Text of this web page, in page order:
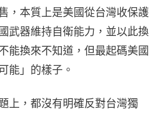
，本質上是美國從台灣收保護
武器維持自衛能力，並以此換
能換來不知道，但最起碼美國
能」的樣子。
上，都沒有明確反對台灣獨